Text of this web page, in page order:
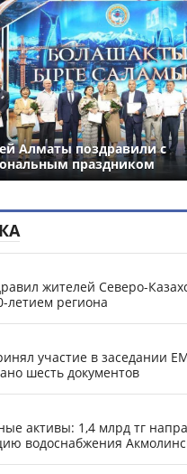
Алматы поздравили с
праздником
жителей Северо-
летием региона
участие в заседании
шесть документов
активы: 1,4 млрд тг
водоснабжения